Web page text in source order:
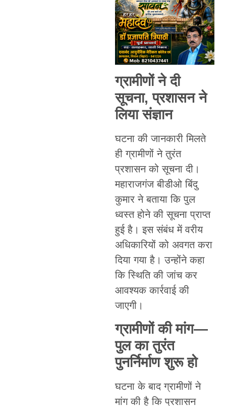
ग्रामीणों ने दी
सूचना, प्रशासन ने
लिया संज्ञान
घटना की जानकारी मिलते
ही ग्रामीणों ने तुरंत
प्रशासन को सूचना दी।
महाराजगंज बीडीओ बिंदु
कुमार ने बताया कि पुल
ध्वस्त होने की सूचना प्राप्त
हुई है। इस संबंध में वरीय
अधिकारियों को अवगत करा
दिया गया है। उन्होंने कहा
कि स्थिति की जांच कर
आवश्यक कार्रवाई की
जाएगी।
ग्रामीणों की मांग—
पुल का तुरंत
पुनर्निर्माण शुरू हो
घटना के बाद ग्रामीणों ने
मांग की है कि प्रशासन